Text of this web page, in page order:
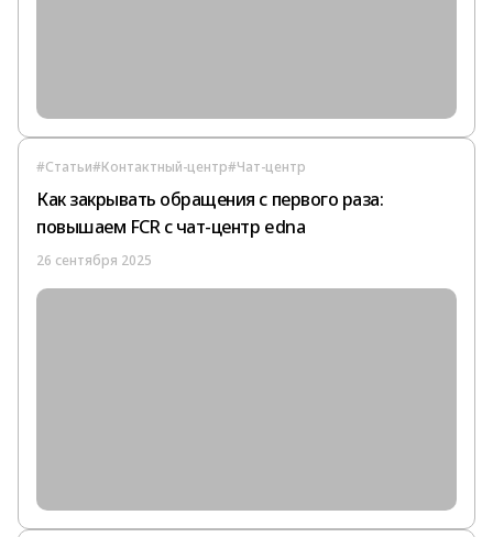
#Статьи#Контактный-центр#Чат-центр
Как закрывать обращения с первого раза:
повышаем FCR с чат-центр edna
26 сентября 2025